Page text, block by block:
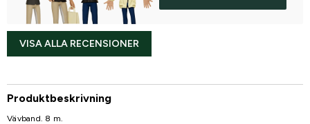
VISA ALLA RECENSIONER
Produktbeskrivning
Vävband. 8 m.